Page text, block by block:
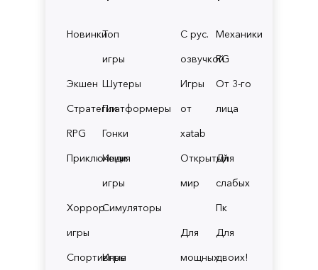
НовинкиТоп
игры
Экшен Шутеры
СтратегииПлатформеры
RPG
Гонки
Приключения
Инди
игры
Хоррор
игры
Симуляторы
Спортивные
Игры
С рус.
озвучкой
Механики
RG
Игры
от
xatab
От 3-го
лица
Открытый
мир
Для
слабых
Пк
Для
мощных
Для
двоих!